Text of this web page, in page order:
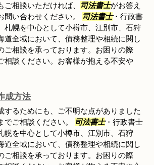
相談いただければ、 司法書士がお答え
問い合わせください。
司法書士・行政書
札幌を中心として小樽市、江別市、石狩
道全域において、債務整理や相続に関し
ご相談を承っております。お困りの際
相談ください。お客様が抱える不安や
成方法
するためにも、ご不明な点がありました
でご相談ください。 司法書士・行政書士
幌を中心として小樽市、江別市、石狩
道全域において、債務整理や相続に関し
ご相談を承っております。お困りの際